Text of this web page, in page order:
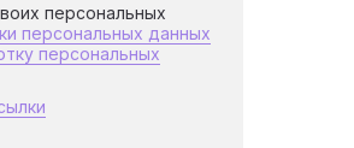
персональных
персональных данных
персональных